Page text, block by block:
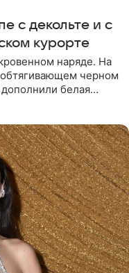
с декольте и с
курорте
наряде. На
обтягивающем черном
белая